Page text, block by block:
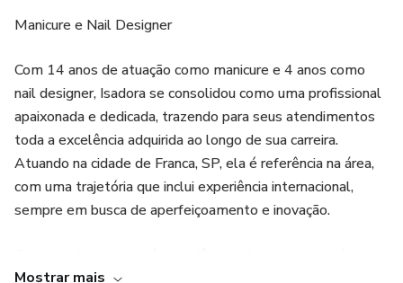
Manicure e Nail Designer
Com 14 anos de atuação como manicure e 4 anos como
nail designer, Isadora se consolidou como uma profissional
apaixonada e dedicada, trazendo para seus atendimentos
toda a excelência adquirida ao longo de sua carreira.
Atuando na cidade de Franca, SP, ela é referência na área,
com uma trajetória que inclui experiência internacional,
sempre em busca de aperfeiçoamento e inovação.
modernas, Isadora transforma as unhas de suas clientes
Mostrar mais